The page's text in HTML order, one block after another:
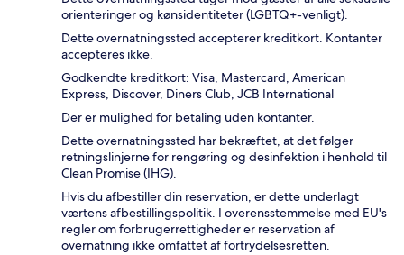
orienteringer og kønsidentiteter (LGBTQ+-venligt).
Dette overnatningssted accepterer kreditkort. Kontanter
accepteres ikke.
Godkendte kreditkort: Visa, Mastercard, American
Express, Discover, Diners Club, JCB International
Der er mulighed for betaling uden kontanter.
Dette overnatningssted har bekræftet, at det følger
retningslinjerne for rengøring og desinfektion i henhold til
Clean Promise (IHG).
Hvis du afbestiller din reservation, er dette underlagt
værtens afbestillingspolitik. I overensstemmelse med EU's
regler om forbrugerrettigheder er reservation af
overnatning ikke omfattet af fortrydelsesretten.